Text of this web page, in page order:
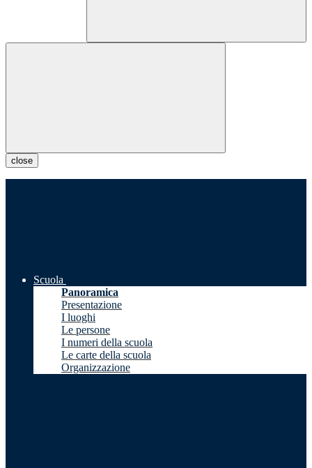
close
Scuola
Panoramica
Presentazione
I luoghi
Le persone
I numeri della scuola
Le carte della scuola
Organizzazione